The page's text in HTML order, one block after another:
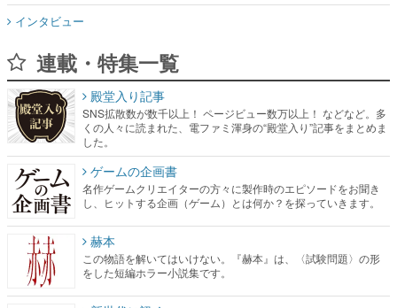
インタビュー
連載・特集一覧
殿堂入り記事
SNS拡散数が数千以上！ ページビュー数万以上！ などなど。多
くの人々に読まれた、電ファミ渾身の“殿堂入り”記事をまとめま
した。
ゲームの企画書
名作ゲームクリエイターの方々に製作時のエピソードをお聞き
し、ヒットする企画（ゲーム）とは何か？を探っていきます。
赫本
この物語を解いてはいけない。『赫本』は、〈試験問題〉の形
をした短編ホラー小説集です。